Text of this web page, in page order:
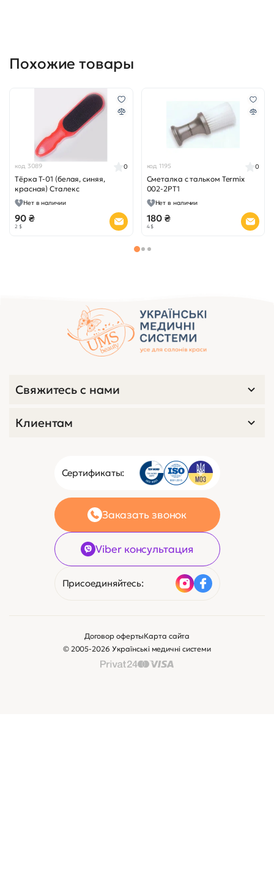
Похожие товары
код 3089
Тёрка Т-01 (белая, синяя,
красная) Сталекс
0
Нет в наличии
90 ₴
2 $
код 1195
Сметалка с тальком Termix
002-2PT1
0
Нет в наличии
180 ₴
4 $
Сертификаты:
Заказать звонок
Viber консультация
Присоединяйтесь:
Свяжитесь с нами
Клиентам
© 2005-2026 Українські медичні системи
Договор офертыКарта сайта